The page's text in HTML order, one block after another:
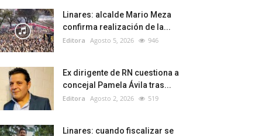
Linares: alcalde Mario Meza
confirma realización de la...
Editora Agosto 5, 2026 946
Ex dirigente de RN cuestiona a
concejal Pamela Ávila tras...
Editora Agosto 2, 2026 519
Linares: cuando fiscalizar se